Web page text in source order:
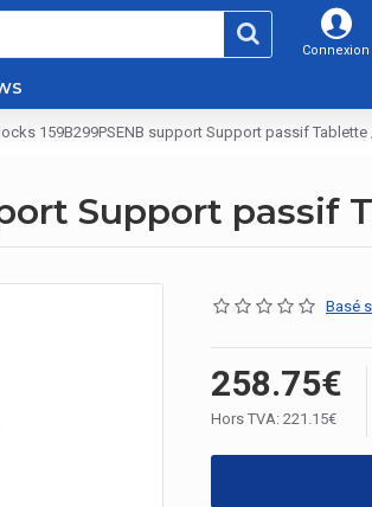
Connexion
159B299PSENB support Support passif Tablette
Support passif
Basé
258.75€
Hors TVA: 221.15€